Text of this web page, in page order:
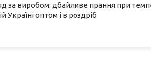
за виробом: дбайливе прання при
Україні оптом і в роздріб